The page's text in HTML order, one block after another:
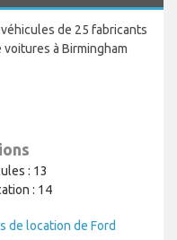
de 25 fabricants
à Birmingham
: 13
: 14
de location de Ford